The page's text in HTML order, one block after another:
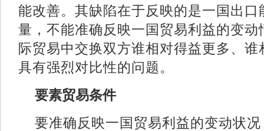
能改善。其缺陷在于反映的是一国出
量，不能准确反映一国贸易利益的变
际贸易中交换双方谁相对得益更多、
具有强烈对比性的问题。
要素贸易条件
要准确反映一国贸易利益的变动状